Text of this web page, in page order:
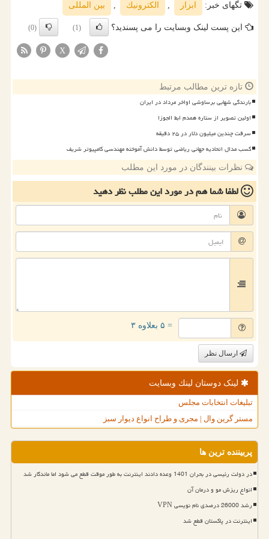
تگهای خبر:
ابزار , الكترونیك , بین المللی
این پست لینک وبسایت را می پسندید؟ (1)
(0)
X
تازه ترین مطالب مرتبط
بارندگی شهابی برساوشی اواخر مرداد در ایران
اولین تصویر از ستاره همدم ابط الجوزا
سرقت چندین میلیون دلار در ۲۵ دقیقه
کسب مدال اتحادیه جهانی ریاضی توسط دانش آموخته مهندسی کامپیوتر شریف
نظرات بینندگان در مورد این مطلب
لطفا شما همدر مورد این مطلبنظر دهید
= ۵ بعلاوه ۳
ارسال نظر
لینک دوستان لینك وبسایت
تبلیغات انتخابات مجلس
مستر گرین وال | مجری و طراح انواع دیوار سبز
پربیننده ترین ها
در دولت رئیسی در بحران 1401 وعده دادند اینترنت به طور موقت قطع می شود اما ماندگار شد
انواع ریزش مو و درمان آن
رشد 26000 درصدی نام نویسی VPN
اینترنت در پاکستان قطع شد